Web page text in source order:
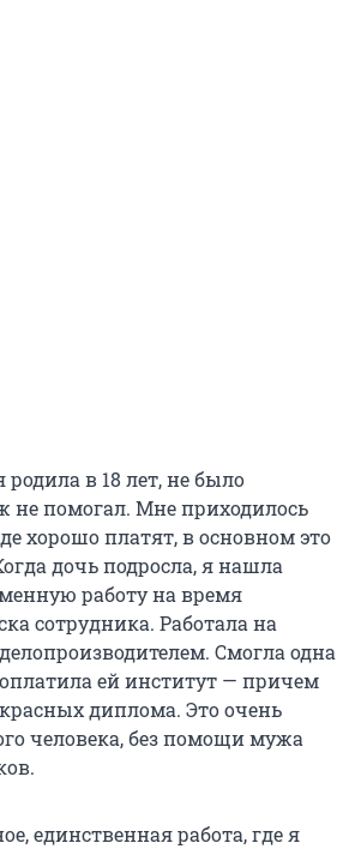
в 18 лет, не было
не помогал. Мне приходилось
хорошо платят, в основном это
дочь подросла, я нашла
работу на время
сотрудника. Работала на
Смогла одна
ей институт — причем
диплома. Это очень
человека, без помощи мужа
единственная работа, где я